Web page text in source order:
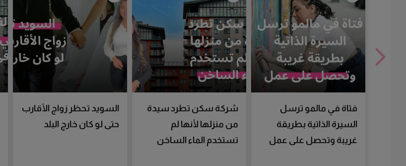
فتاة في مالمو ترسل
السيرة الذاتية بطريقة
غريبة وتحصل على عمل
شركة سكن تطرد سيدة
من منزلها لأنها لم
تستخدم الماء الساخن
السويد تحظر زواج الأقارب
حتى لو كان خارج البلد